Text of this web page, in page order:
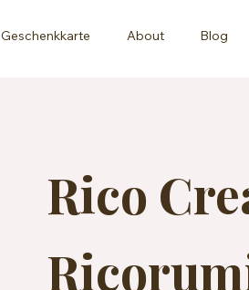
Geschenkkarte About Blog
Rico